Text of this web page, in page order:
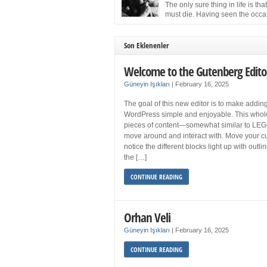
and still feel fatigued when your […]
The only sure thing in life is that
must die. Having seen the
the Cuban Revolution would succumb to that
Son Eklenenler
Welcome to the Gutenberg
Güneyin Işıkları February 16, 2025
The goal of this new editor is to make
WordPress simple and enjoyable. This
pieces of content—somewhat similar to
move around and interact with. Move your
notice the different blocks light up with
the […]
CONTINUE READING
Orhan Veli
Güneyin Işıkları February 16, 2025
CONTINUE READING